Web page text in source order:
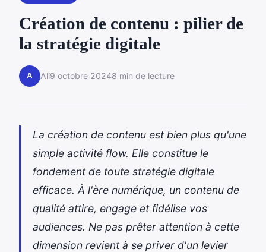
Création de contenu : pilier de
la stratégie digitale
A Ali9 octobre 20248 min de lecture
La création de contenu est bien plus qu'une
simple activité flow. Elle constitue le
fondement de toute stratégie digitale
efficace. À l'ère numérique, un contenu de
qualité attire, engage et fidélise vos
audiences. Ne pas prêter attention à cette
dimension revient à se priver d'un levier